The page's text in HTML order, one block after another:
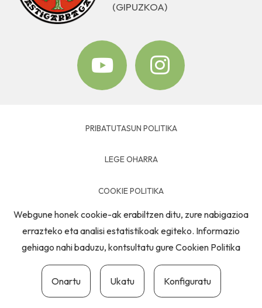
(GIPUZKOA)
PRIBATUTASUN POLITIKA
LEGE OHARRA
COOKIE POLITIKA
Webgune honek cookie-ak erabiltzen ditu, zure nabigazioa
errazteko eta analisi estatistikoak egiteko. Informazio
gehiago nahi baduzu, kontsultatu gureCookien Politika
Onartu Ukatu Konfiguratu